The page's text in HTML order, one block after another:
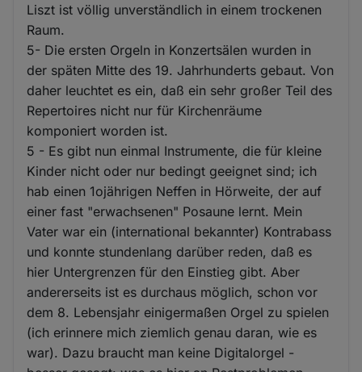
Liszt ist völlig unverständlich in einem trockenen
Raum.
5- Die ersten Orgeln in Konzertsälen wurden in
der späten Mitte des 19. Jahrhunderts gebaut. Von
daher leuchtet es ein, daß ein sehr großer Teil des
Repertoires nicht nur für Kirchenräume
komponiert worden ist.
5 - Es gibt nun einmal Instrumente, die für kleine
Kinder nicht oder nur bedingt geeignet sind; ich
hab einen 1ojährigen Neffen in Hörweite, der auf
einer fast "erwachsenen" Posaune lernt. Mein
Vater war ein (international bekannter) Kontrabass
und konnte stundenlang darüber reden, daß es
hier Untergrenzen für den Einstieg gibt. Aber
andererseits ist es durchaus möglich, schon vor
dem 8. Lebensjahr einigermaßen Orgel zu spielen
(ich erinnere mich ziemlich genau daran, wie es
war). Dazu braucht man keine Digitalorgel -